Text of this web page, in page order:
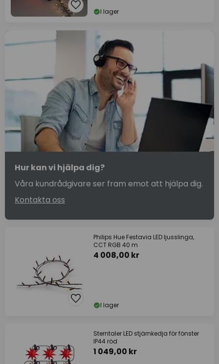
I lager
Hur kan vi hjälpa dig?
Våra kundrådgivare ser fram emot att hjälpa dig.
Kontakta oss
Philips Hue Festavia LED ljusslinga,
CCT RGB 40 m
4 008,00 kr
I lager
Sterntaler LED stjärnkedja för fönster
IP44 röd
1 049,00 kr